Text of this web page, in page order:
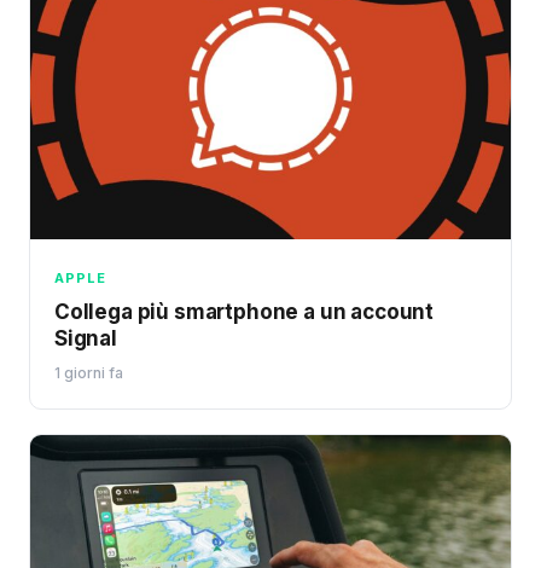
APPLE
Collega più smartphone a un account
Signal
1 giorni fa